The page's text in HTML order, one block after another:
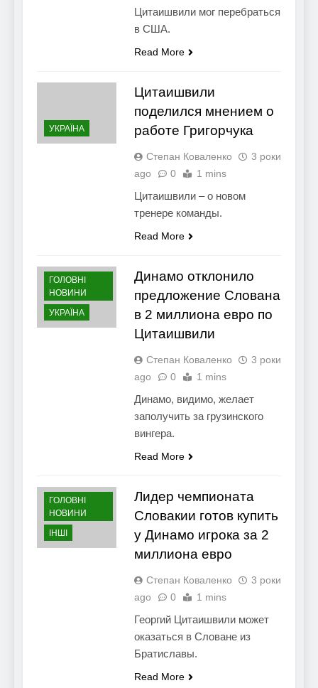
Цитаишвили мог перебраться
в США.
Read More
УКРАЇНА
Цитаишвили
поделился мнением о
работе Григорчука
Степан Коваленко
3 роки
ago
0 1 mins
Цитаишвили – о новом
тренере команды.
Read More
ГОЛОВНІ
НОВИНИ
УКРАЇНА
Динамо отклонило
предложение Слована
в 2 миллиона евро по
Цитаишвили
Степан Коваленко
3 роки
ago
0 1 mins
Динамо, видимо, желает
заполучить за грузинского
вингера.
Read More
ГОЛОВНІ
НОВИНИ
ІНШІ
Лидер чемпионата
Словакии готов купить
у Динамо игрока за 2
миллиона евро
Степан Коваленко
3 роки
ago
0 1 mins
Георгий Цитаишвили может
оказаться в Словане из
Братиславы.
Read More